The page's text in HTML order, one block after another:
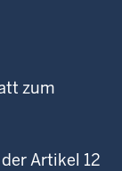
zum
Artikel 12